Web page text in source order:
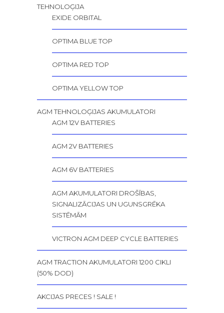
TEHNOLOĢIJA
EXIDE ORBITAL
OPTIMA BLUE TOP
OPTIMA RED TOP
OPTIMA YELLOW TOP
AGM TEHNOLOĢIJAS AKUMULATORI
AGM 12V BATTERIES
AGM 2V BATTERIES
AGM 6V BATTERIES
AGM AKUMULATORI DROŠĪBAS,
SIGNALIZĀCIJAS UN UGUNSGRĒKA
SISTĒMĀM
VICTRON AGM DEEP CYCLE BATTERIES
AGM TRACTION AKUMULATORI 1200 CIKLI
(50% DOD)
AKCIJAS PRECES ! SALE !